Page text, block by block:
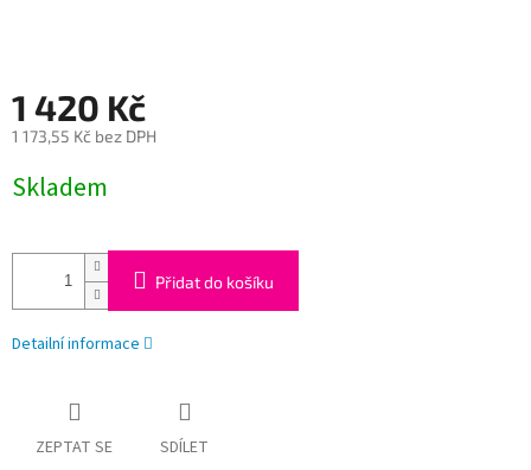
1 420 Kč
1 173,55 Kč bez DPH
cena:
Skladem
Přidat do košíku
Detailní informace
ZEPTAT SE SDÍLET